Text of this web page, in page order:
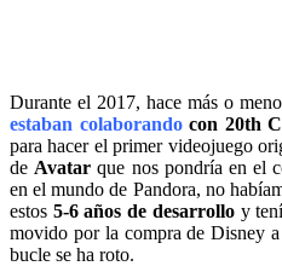
Durante el 2017, hace más o
estaban colaborando con 20th
para hacer el primer videojuego
de Avatar que nos pondría en el
en el mundo de Pandora, no
estos 5-6 años de desarrolloy
movido por la compra de Disney
bucle se ha roto.